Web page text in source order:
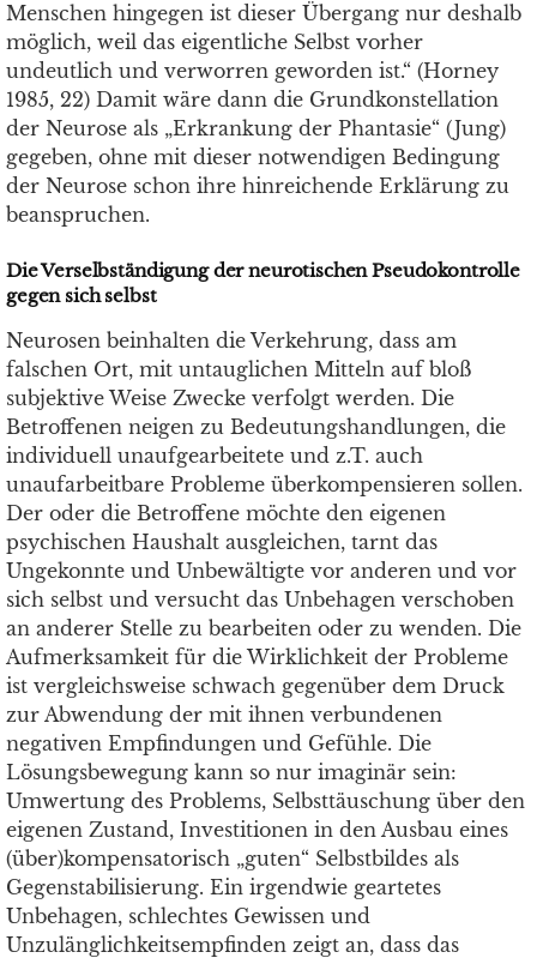
Menschen hingegen ist dieser Übergang nur deshalb
möglich, weil das eigentliche Selbst vorher
undeutlich und verworren geworden ist.“ (Horney
1985, 22) Damit wäre dann die Grundkonstellation
der Neurose als „Erkrankung der Phantasie“ (Jung)
gegeben, ohne mit dieser notwendigen Bedingung
der Neurose schon ihre hinreichende Erklärung zu
beanspruchen.
Die Verselbständigung der neurotischen Pseudokontrolle
gegen sich selbst
Neurosen beinhalten die Verkehrung, dass am
falschen Ort, mit untauglichen Mitteln auf bloß
subjektive Weise Zwecke verfolgt werden. Die
Betroffenen neigen zu Bedeutungshandlungen, die
individuell unaufgearbeitete und z.T. auch
unaufarbeitbare Probleme überkompensieren sollen.
Der oder die Betroffene möchte den eigenen
psychischen Haushalt ausgleichen, tarnt das
Ungekonnte und Unbewältigte vor anderen und vor
sich selbst und versucht das Unbehagen verschoben
an anderer Stelle zu bearbeiten oder zu wenden. Die
Aufmerksamkeit für die Wirklichkeit der Probleme
ist vergleichsweise schwach gegenüber dem Druck
zur Abwendung der mit ihnen verbundenen
negativen Empfindungen und Gefühle. Die
Lösungsbewegung kann so nur imaginär sein:
Umwertung des Problems, Selbsttäuschung über den
eigenen Zustand, Investitionen in den Ausbau eines
(über)kompensatorisch „guten“ Selbstbildes als
Gegenstabilisierung. Ein irgendwie geartetes
Unbehagen, schlechtes Gewissen und
Unzulänglichkeitsempfinden zeigt an, dass das